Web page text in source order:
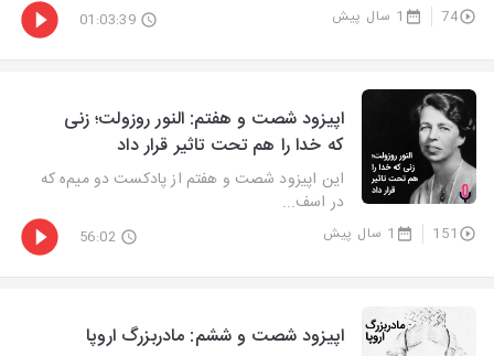
74 1 سال پیش 01:03:39
اپیزود شصت و هفتم: النور روزولت؛ زنی
که خدا را هم تحت تاثیر قرار داد
این اپیزود شصت و هفتم از پادکست دو میم‌ه که
در اسف...
151 1 سال پیش 56:02
اپیزود شصت و ششم: مادربزرگ اروپا